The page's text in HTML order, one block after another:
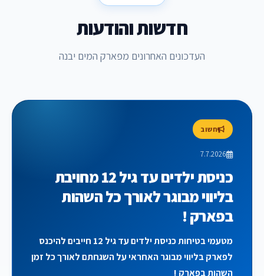
חדשות והודעות
העדכונים האחרונים מפארק המים יבנה
חשוב
7.7.2026
כניסת ילדים עד גיל 12 מחויבת
בליווי מבוגר לאורך כל השהות
בפארק !
מטעמי בטיחות כניסת ילדים עד גיל 12 חייבים להיכנס
לפארק בליווי מבוגר האחראי על השגחתם לאורך כל זמן
השהות בפארק !